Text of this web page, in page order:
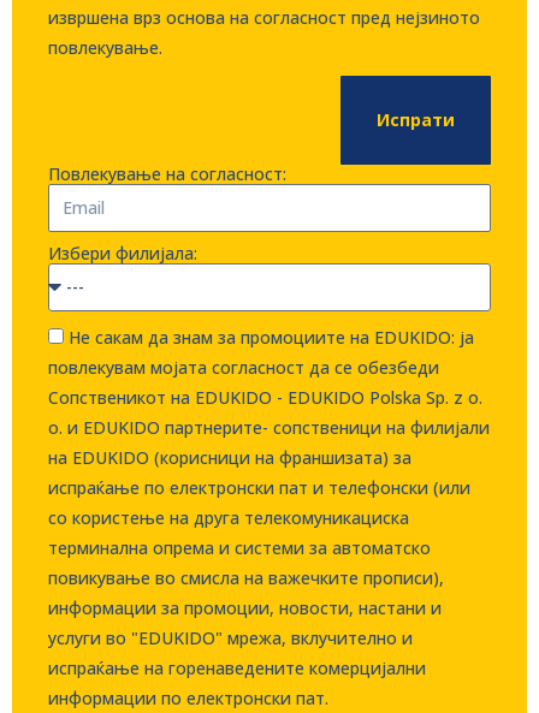
извршена врз основа на согласност пред нејзиното
повлекување.
Испрати
Повлекување на согласност:
Избери филијала:
Не сакам да знам за промоциите на EDUKIDO: ја
повлекувам мојата согласност да се обезбеди
Сопственикот на EDUKIDO - EDUKIDO Polska Sp. z o.
о. и EDUKIDO партнерите- сопственици на филијали
на EDUKIDO (корисници на франшизата) за
испраќање по електронски пат и телефонски (или
со користење на друга телекомуникациска
терминална опрема и системи за автоматско
повикување во смисла на важечките прописи),
информации за промоции, новости, настани и
услуги во "EDUKIDO" мрежа, вклучително и
испраќање на горенаведените комерцијални
информации по електронски пат.